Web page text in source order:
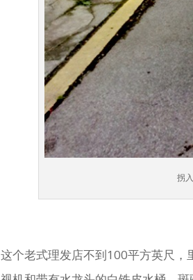
拐
这个老式理发店不到100平方英尺